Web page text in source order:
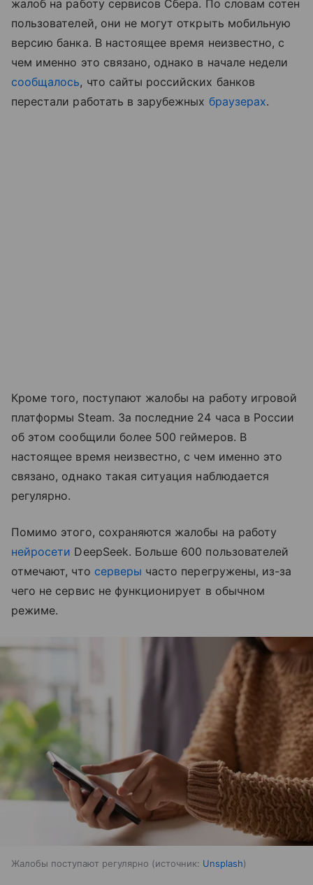
жалоб на работу сервисов Сбера. По словам сотен
пользователей, они не могут открыть мобильную
версию банка. В настоящее время неизвестно, с
чем именно это связано, однако в начале недели
сообщалось, что сайты российских банков
перестали работать в зарубежных браузерах.
Кроме того, поступают жалобы на работу игровой
платформы Steam. За последние 24 часа в России
об этом сообщили более 500 геймеров. В
настоящее время неизвестно, с чем именно это
связано, однако такая ситуация наблюдается
регулярно.
Помимо этого, сохраняются жалобы на работу
нейросети DeepSeek. Больше 600 пользователей
отмечают, что серверы часто перегружены, из-за
чего не сервис не функционирует в обычном
режиме.
Жалобы поступают регулярно источник: Unsplash